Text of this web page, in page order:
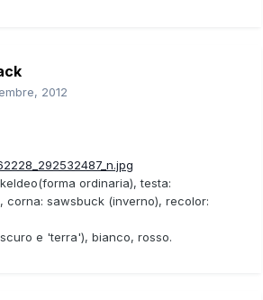
2012
ordinaria), testa:
corna: sawsbuck (inverno), recolor:
e 'terra'), bianco, rosso.